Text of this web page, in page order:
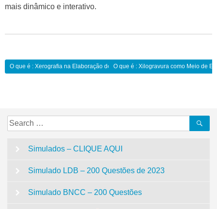
mais dinâmico e interativo.
Navegação
O que é : Xerografia na Elaboração de Atividades Avaliativas:
O que é : Xilogravura como Meio de
Search
for:
Simulados – CLIQUE AQUI
Simulado LDB – 200 Questões de 2023
Simulado BNCC – 200 Questões